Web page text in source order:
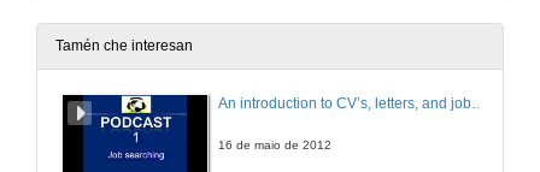
Tamén che interesan
An introduction to CV’s, letters, and job searching
16 de maio de 2012